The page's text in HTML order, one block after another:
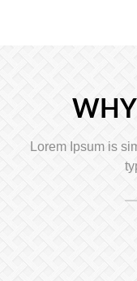
Lorem Ipsum is